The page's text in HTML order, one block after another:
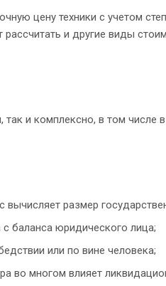
цену техники с учетом
и другие виды
и комплексно, в том числе
размер
баланса юридического лица;
или по вине человека;
во многом влияет